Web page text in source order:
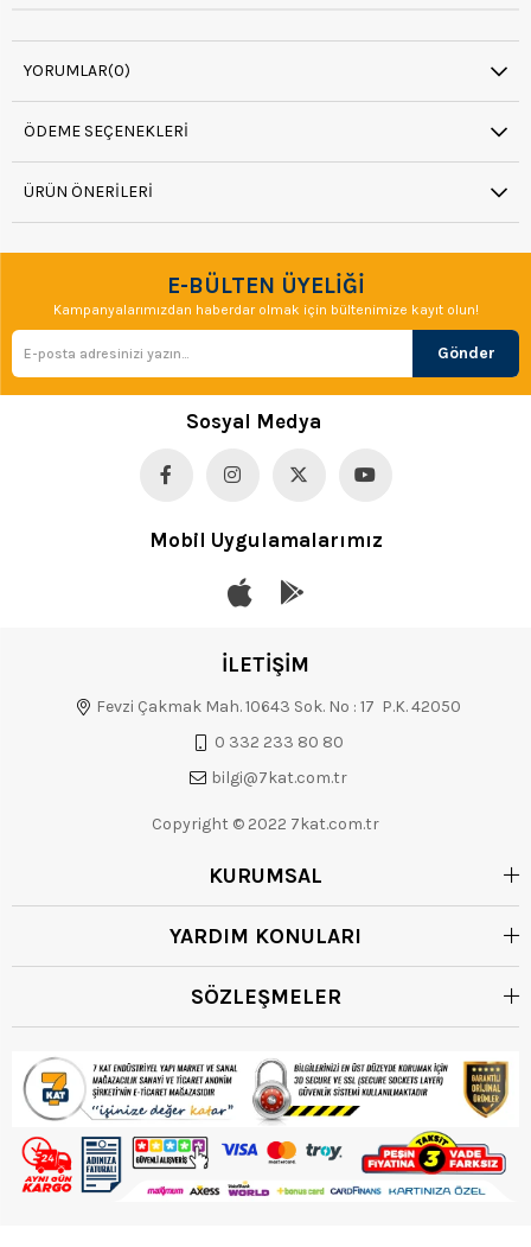
YORUMLAR(0)
ÖDEME SEÇENEKLERI
ÜRÜN ÖNERILERI
E-BÜLTEN ÜYELİĞİ
Kampanyalarımızdan haberdar olmak için bültenimize kayıt olun!
Gönder
Sosyal Medya
Mobil Uygulamalarımız
İLETİŞİM
Fevzi Çakmak Mah. 10643 Sok. No : 17 P.K. 42050
0 332 233 80 80
bilgi@7kat.com.tr
Copyright © 2022 7kat.com.tr
KURUMSAL
YARDIM KONULARI
SÖZLEŞMELER